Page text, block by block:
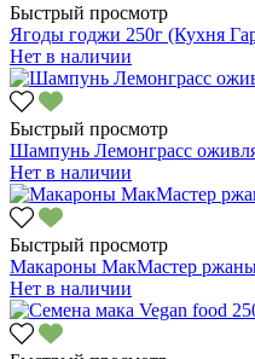
Быстрый просмотр
Ягоды годжи 250г (Кухня
Нет в наличии
Быстрый просмотр
Шампунь Лемонграсс
Нет в наличии
Быстрый просмотр
Макароны МакМастер
Нет в наличии